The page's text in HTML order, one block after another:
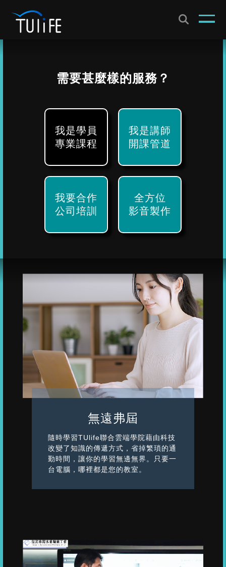
需要甚麼樣的服務？
我是學員
專業課程
我是講師
開課管道
我要合作
公司培訓
全方位
影音製作
無遠弗屆
隨時學習TUlife聯合雲端學院藉由科技
改變了知識的傳遞方式，省掉繁瑣的通
勤時間，讓你的學習無邊無界。只要一
台電腦，哪裡都是您的教室。